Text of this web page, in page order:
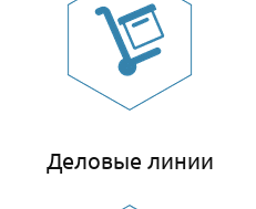
Деловые линии